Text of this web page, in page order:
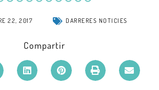
22, 2017 DARRERES NOTICIES
Compartir